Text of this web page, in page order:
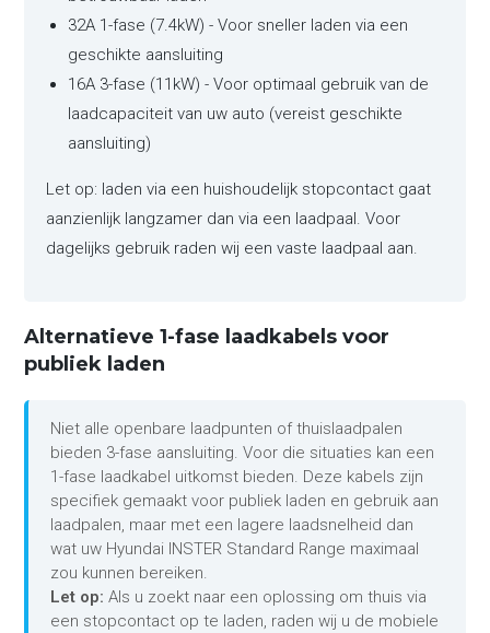
32A 1-fase (7.4kW) - Voor sneller laden via een
geschikte aansluiting
16A 3-fase (11kW) - Voor optimaal gebruik van de
laadcapaciteit van uw auto (vereist geschikte
aansluiting)
Let op: laden via een huishoudelijk stopcontact gaat
aanzienlijk langzamer dan via een laadpaal. Voor
dagelijks gebruik raden wij een vaste laadpaal aan.
Alternatieve 1-fase laadkabels voor
publiek laden
Niet alle openbare laadpunten of thuislaadpalen
bieden 3-fase aansluiting. Voor die situaties kan een
1-fase laadkabel uitkomst bieden. Deze kabels zijn
specifiek gemaakt voor publiek laden en gebruik aan
laadpalen, maar met een lagere laadsnelheid dan
wat uw Hyundai INSTER Standard Range maximaal
zou kunnen bereiken.
Let op: Als u zoekt naar een oplossing om thuis via
een stopcontact op te laden, raden wij u de mobiele